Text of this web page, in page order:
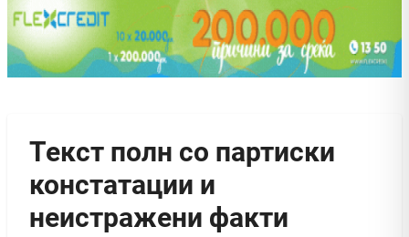
Текст полн со партиски
констатации и
неистражени факти